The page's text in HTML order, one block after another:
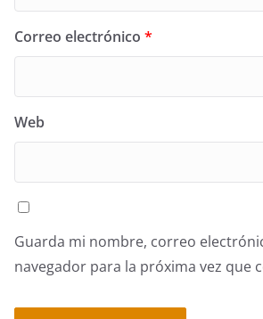
Correo electrónico *
Web
Guarda mi nombre, correo
navegador para la próxima vez que